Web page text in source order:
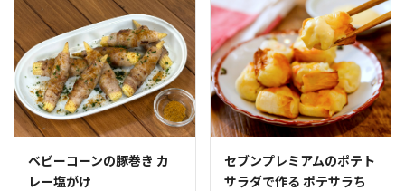
ベビーコーンの豚巻き カ
レー塩がけ
セブンプレミアムのポテト
サラダで作る ポテサラち